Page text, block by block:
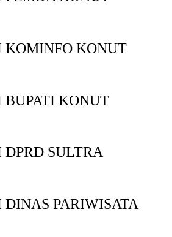
KONUT
KONUT
SULTRA
PARIWISATA